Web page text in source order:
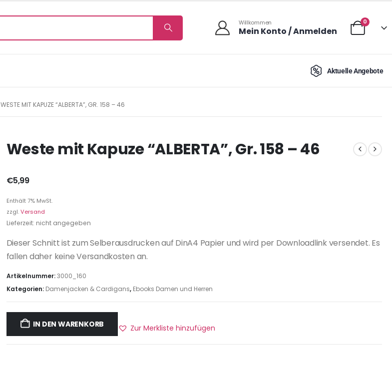
Willkommen
Mein Konto / Anmelden
0
Aktuelle Angebote
WESTE MIT KAPUZE “ALBERTA”, GR. 158 – 46
Weste mit Kapuze “ALBERTA”, Gr. 158 – 46
€5,99
Enthält 7% MwSt.
zzgl.Versand
Lieferzeit: nicht angegeben
Dieser Schnitt ist zum Selberausdrucken auf DinA4 Papier und wird per Downloadlink versendet. Es
fallen daher keine Versandkosten an.
Artikelnummer:3000_160
Kategorien: Damenjacken & Cardigans, Ebooks Damen und Herren
IN DEN WARENKORB Zur Merkliste hinzufügen